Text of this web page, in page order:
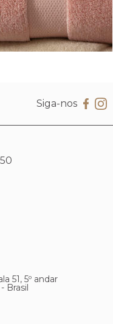
Siga-nos
51, 5º andar
Brasil